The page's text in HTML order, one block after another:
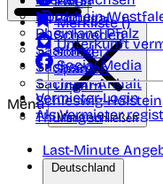
Nordrhein-
Rheinland Pfalz
Saarland
Sachsen
Sachsen-Anhalt
Schleswig-Holstein
Thüringen
Portugal
Schweden
Schweiz
Spanien
Ungarn
Merkliste ()
Unterkunft
Social Media
Vermieter-Login
Als Vermieter
Menü
Menü schließen
Last-Minute
Deutschland